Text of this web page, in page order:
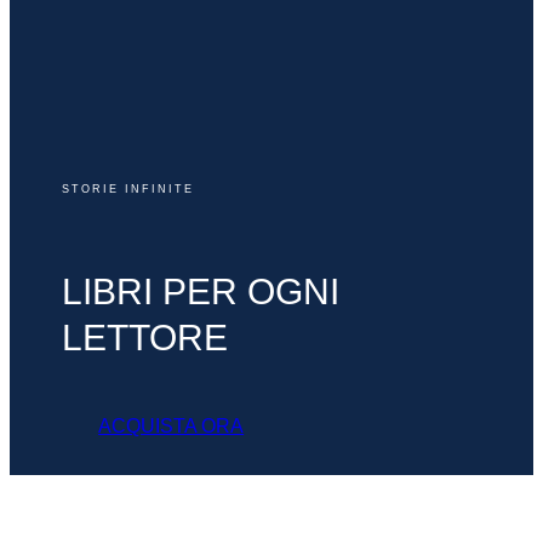
STORIE INFINITE
LIBRI PER OGNI
LETTORE
ACQUISTA ORA